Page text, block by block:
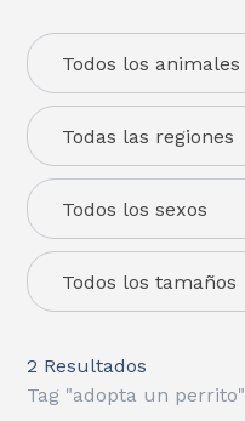
Todas las regiones
Todos los animales
Todos los sexos
Todos los tamaños
2 Resultados
Tag "adopta un perrito"